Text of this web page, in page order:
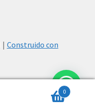
Construido con
0